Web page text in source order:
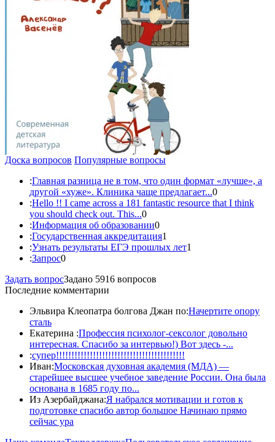
Доска вопросов Популярные вопросы
:Главная разница не в том, что один формат «лучше», а
другой «хуже». Клиника чаще предлагает...0
:Hello !! I came across a 181 fantastic resource that I think
you should check out. This...0
:Информация об образовании0
:Государственная аккредитация1
:Узнать результаты ЕГЭ прошлых лет1
:Запрос0
Задать вопросЗадано 5916 вопросов
Последние комментарии
Эльвира Клеопатра болгова Джан по:Начертите опору
сталь
Екатерина :Профессия психолог-сексолог довольно
интересная. Спасибо за интервью!) Вот здесь -...
:супер!!!!!!!!!!!!!!!!!!!!!!!!!!!!!!!!!!!!!!!!!!
Иван:Московская духовная академия (МДА) —
старейшее высшее учебное заведение России. Она была
основана в 1685 году по...
Из Азербайджана:Я набрался мотивации и готов к
подготовке спасибо автор большое Начинаю прямо
сейчас ура